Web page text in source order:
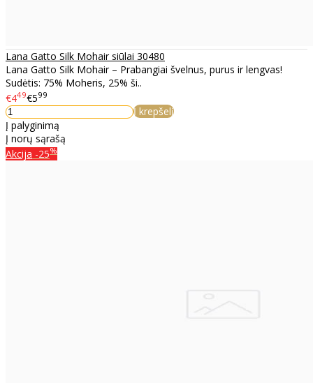
Lana Gatto Silk Mohair siūlai 30480
Lana Gatto Silk Mohair – Prabangiai švelnus, purus ir lengvas!
Sudėtis: 75% Moheris, 25% ši..
€449€599
Į krepšelį
Į palyginimą
Į norų sąrašą
Akcija -25%